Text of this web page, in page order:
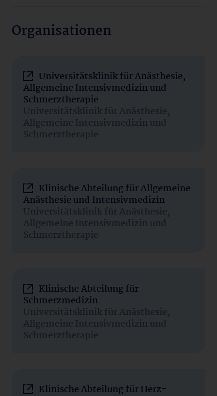
Organisationen
Universitätsklinik für Anästhesie,
Allgemeine Intensivmedizin und
Schmerztherapie
Universitätsklinik für Anästhesie,
Allgemeine Intensivmedizin und
Schmerztherapie
Klinische Abteilung für Allgemeine
Anästhesie und Intensivmedizin
Universitätsklinik für Anästhesie,
Allgemeine Intensivmedizin und
Schmerztherapie
Klinische Abteilung für
Schmerzmedizin
Universitätsklinik für Anästhesie,
Allgemeine Intensivmedizin und
Schmerztherapie
Klinische Abteilung für Herz-